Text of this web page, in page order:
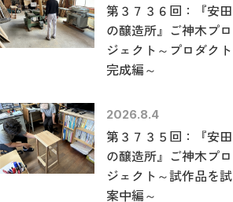
第３７３６回：『安田
の醸造所』ご神木プロ
ジェクト～プロダクト
完成編～
2026.8.4
第３７３５回：『安田
の醸造所』ご神木プロ
ジェクト～試作品を試
案中編～